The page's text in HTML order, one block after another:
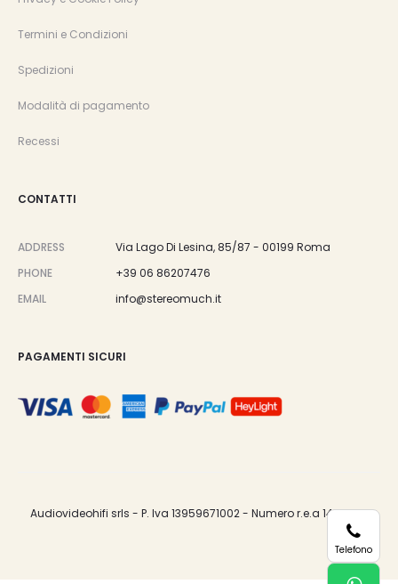
Termini e Condizioni
Spedizioni
Modalità di pagamento
Recessi
CONTATTI
ADDRESS
Via Lago Di Lesina, 85/87 - 00199 Roma
PHONE
+39 06 86207476
EMAIL
info@stereomuch.it
PAGAMENTI SICURI
Audiovideohifi srls - P. Iva 13959671002 - Numero r.e.a 1487033.
Telefono